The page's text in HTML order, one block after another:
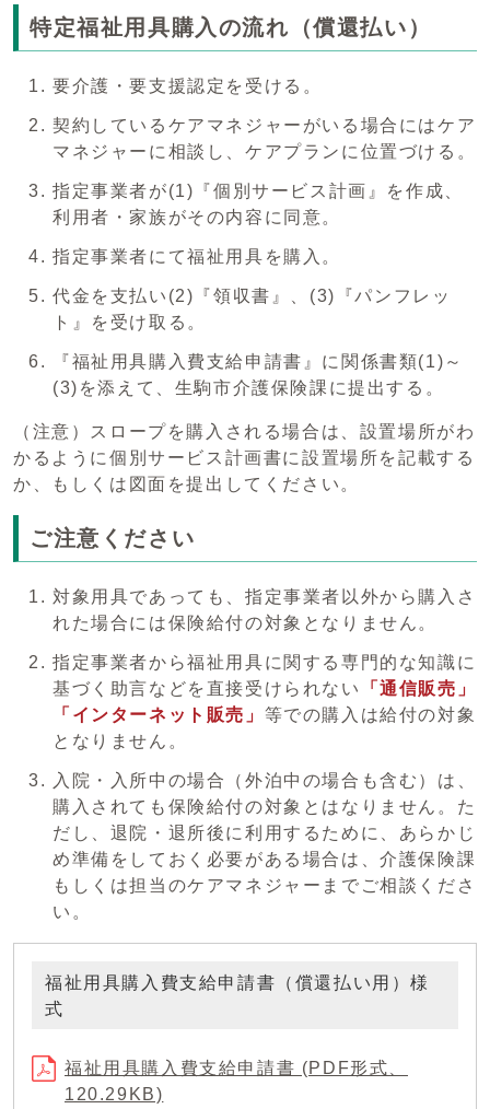
特定福祉用具購入の流れ（償還払い）
要介護・要支援認定を受ける。
契約しているケアマネジャーがいる場合にはケア
マネジャーに相談し、ケアプランに位置づける。
指定事業者が(1)『個別サービス計画』を作成、
利用者・家族がその内容に同意。
指定事業者にて福祉用具を購入。
代金を支払い(2)『領収書』、(3)『パンフレッ
ト』を受け取る。
『福祉用具購入費支給申請書』に関係書類(1)～
(3)を添えて、生駒市介護保険課に提出する。
（注意）スロープを購入される場合は、設置場所がわ
かるように個別サービス計画書に設置場所を記載する
か、もしくは図面を提出してください。
ご注意ください
対象用具であっても、指定事業者以外から購入さ
れた場合には保険給付の対象となりません。
指定事業者から福祉用具に関する専門的な知識に
基づく助言などを直接受けられない
「通信販売」
「インターネット販売」 等での購入は給付の対象
となりません。
入院・入所中の場合（外泊中の場合も含む）は、
購入されても保険給付の対象とはなりません。た
だし、退院・退所後に利用するために、あらかじ
め準備をしておく必要がある場合は、介護保険課
もしくは担当のケアマネジャーまでご相談くださ
い。
福祉用具購入費支給申請書（償還払い用）様
式
福祉用具購入費支給申請書 (PDF形式、
120.29KB)